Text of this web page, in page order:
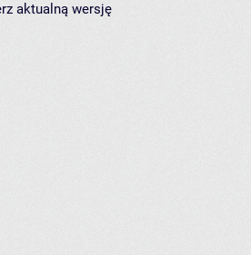
aktualną wersję